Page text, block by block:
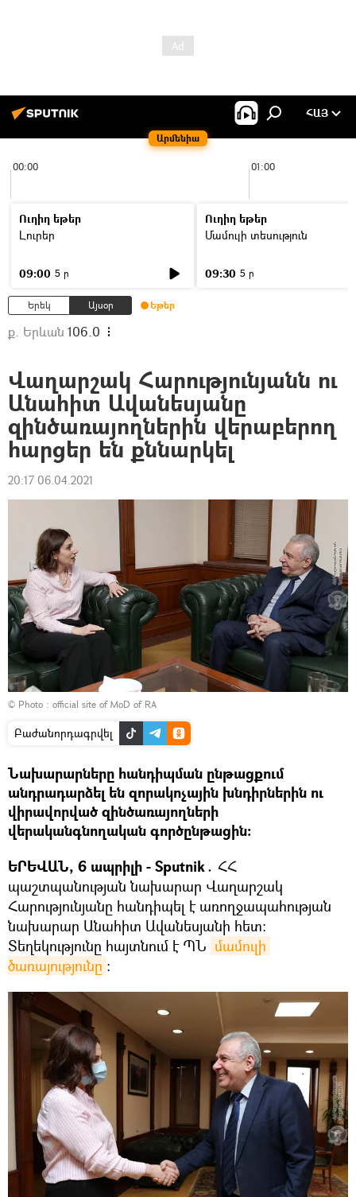
Արմենիա
ՀԱՅ
00:00 01:00
Ուղիղ եթեր
Լուրեր
09:00 5 ր
Ուղիղ եթեր
Մամուլի տեսություն
09:30 5 ր
Երեկ Այսօր Եթեր
ք. Երևան 106.0
Վաղարշակ Հարությունյանն ու
Անահիտ Ավանեսյանը
զինծառայողներին վերաբերող
հարցեր են քննարկել
20:17 06.04.2021
© Photo : official site of MoD of RA
Բաժանորդագրվել
Նախարարները հանդիպման ընթացքում
անդրադարձել են զորակոչային խնդիրներին ու
վիրավորված զինծառայողների
վերականգնողական գործընթացին։
ԵՐԵՎԱՆ, 6 ապրիլի - Sputnik․ ՀՀ
պաշտպանության նախարար Վաղարշակ
Հարությունյանը հանդիպել է առողջապահության
նախարար Անահիտ Ավանեսյանի հետ։
Տեղեկությունը հայտնում է ՊՆ մամուլի
ծառայությունը ։